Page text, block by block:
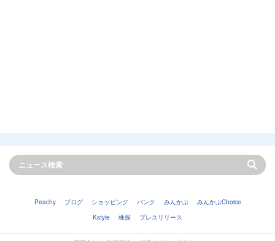
Peachy ブログ ショッピング バンク みんかぶ
みんかぶChoice
Kstyle
株探 プレスリリース